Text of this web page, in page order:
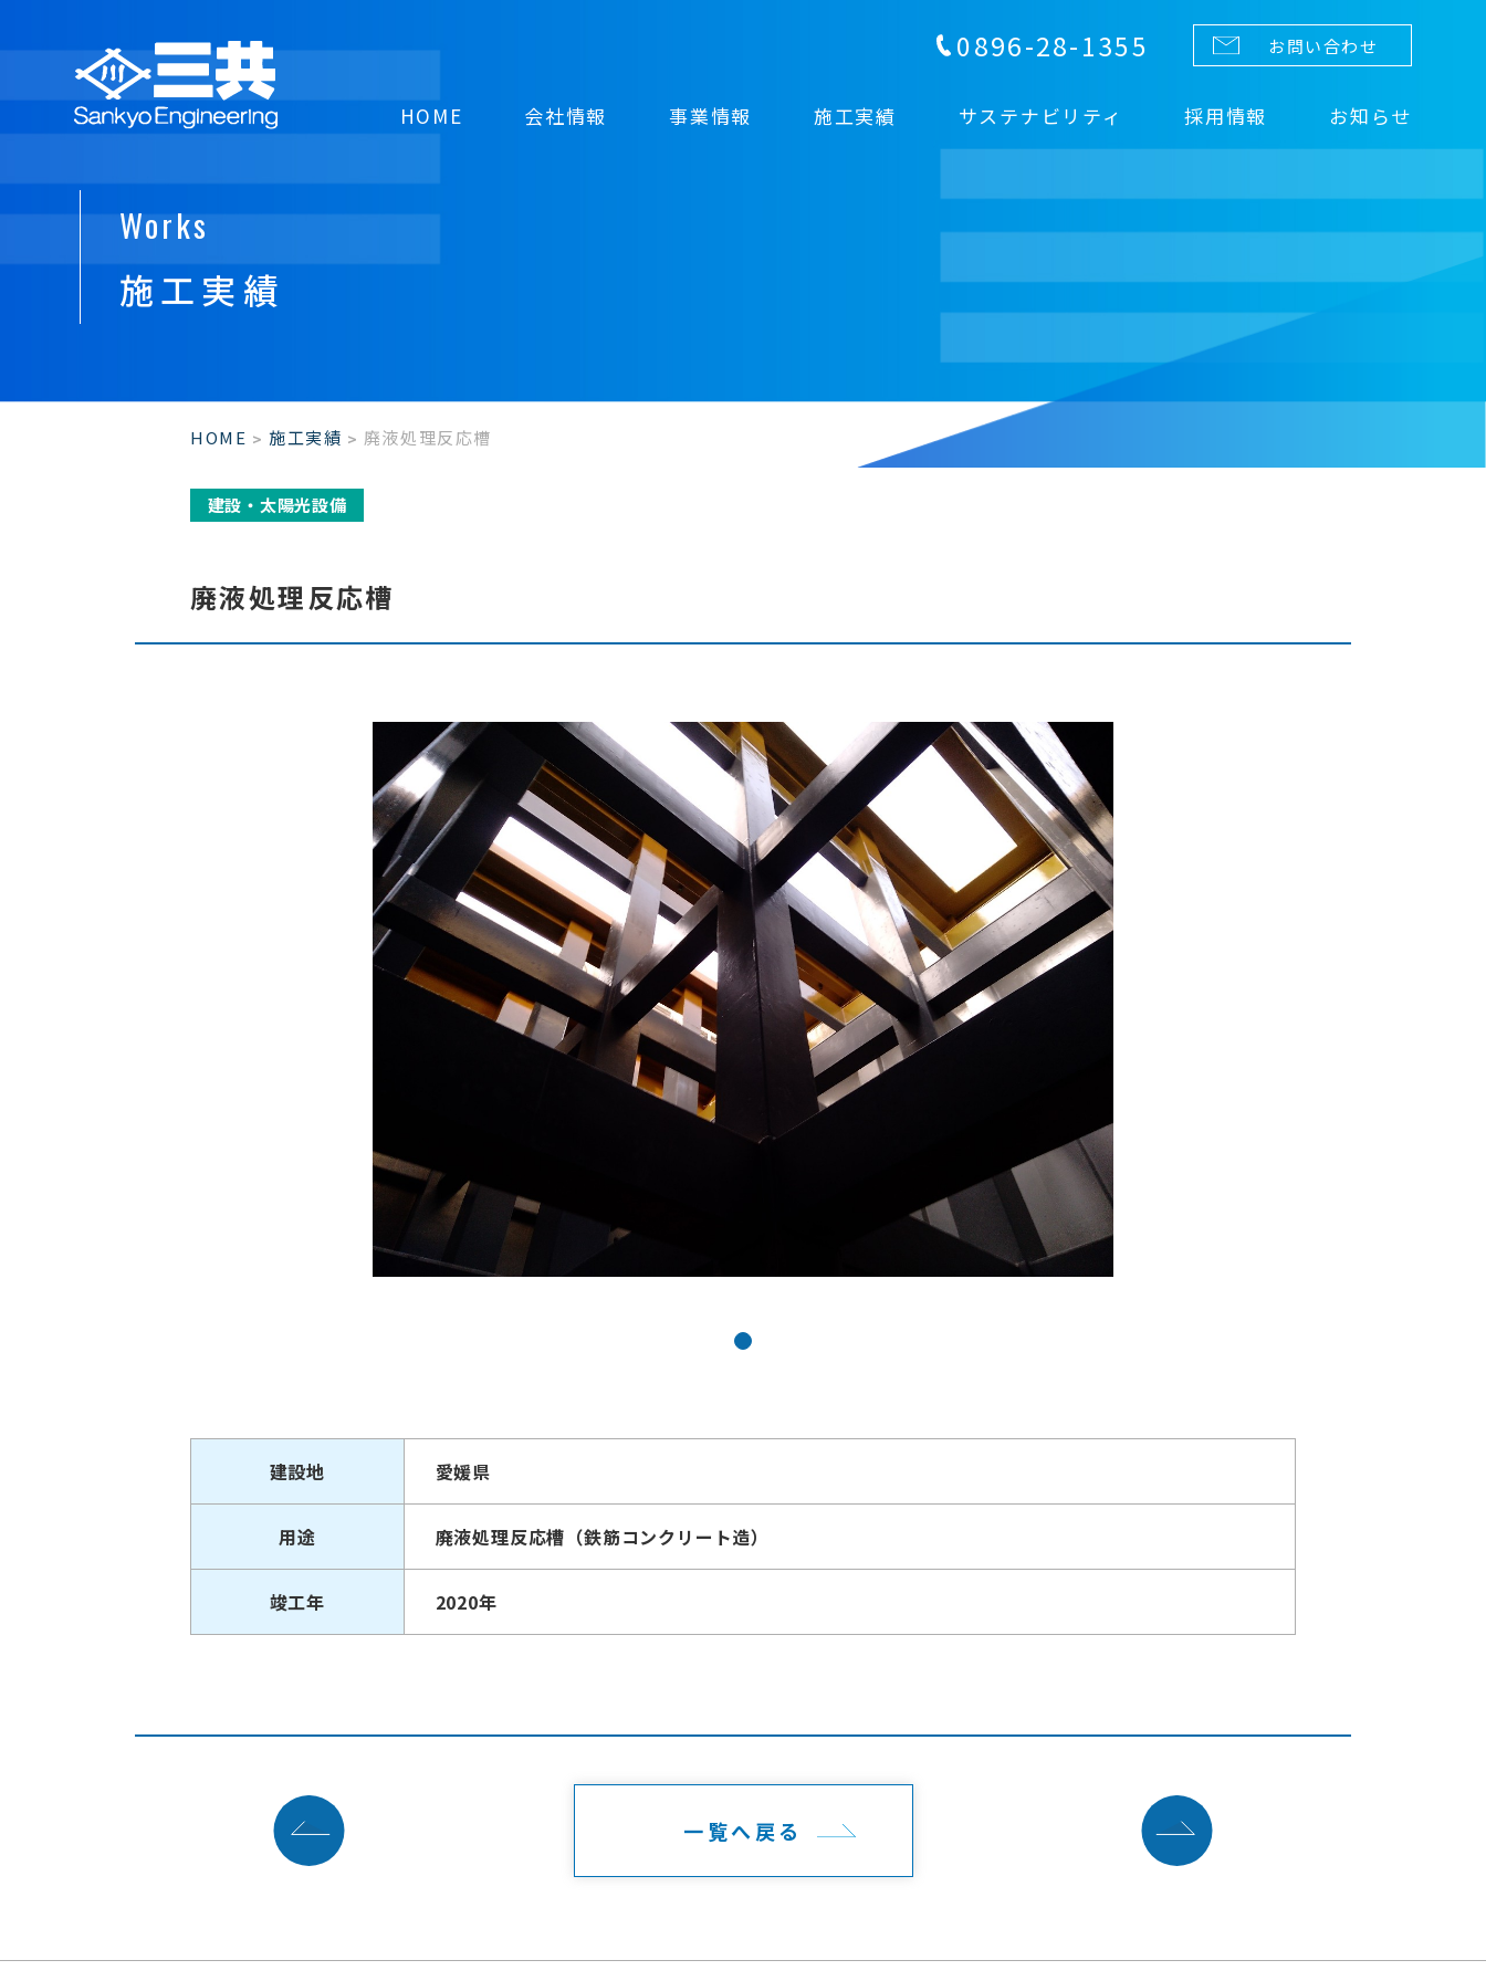
0896-28-1355 お問い合わせ
HOME 会社情報 事業情報 施工実績 サステナビリティ 採用情報 お知らせ
Works
施工実績
HOME 施工実績 廃液処理反応槽
建設・太陽光設備
廃液処理反応槽
建設地 愛媛県
用途 廃液処理反応槽（鉄筋コンクリート造）
竣工年 2020年
一覧へ戻る